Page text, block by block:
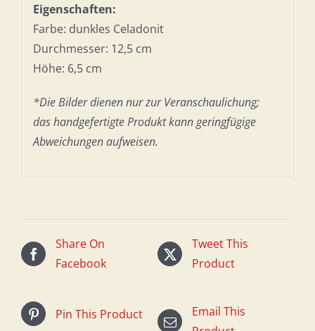
Eigenschaften:
Farbe: dunkles Celadonit
Durchmesser: 12,5 cm
Höhe: 6,5 cm
*Die Bilder dienen nur zur Veranschaulichung;
das handgefertigte Produkt kann geringfügige
Abweichungen aufweisen.
Share On
Facebook
Tweet This
Product
Pin This Product
Email This